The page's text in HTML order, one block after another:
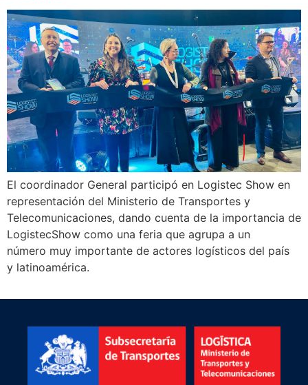
El coordinador General participó en Logistec Show en
representación del Ministerio de Transportes y
Telecomunicaciones, dando cuenta de la importancia de
LogistecShow como una feria que agrupa a un
número muy importante de actores logísticos del país
y latinoamérica.